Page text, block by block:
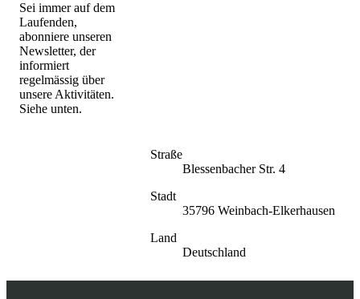
Sei immer auf dem
Laufenden,
abonniere unseren
Newsletter, der
informiert
regelmässig über
unsere Aktivitäten.
Siehe unten.
Straße
Blessenbacher Str. 4
Stadt
35796 Weinbach-Elkerhausen
Land
Deutschland